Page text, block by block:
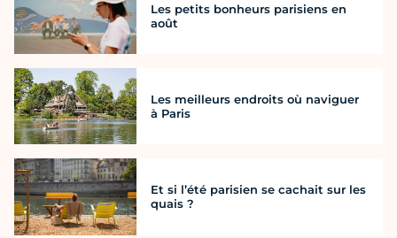
Les petits bonheurs parisiens en
août
Les meilleurs endroits où naviguer
à Paris
Et si l’été parisien se cachait sur les
quais ?